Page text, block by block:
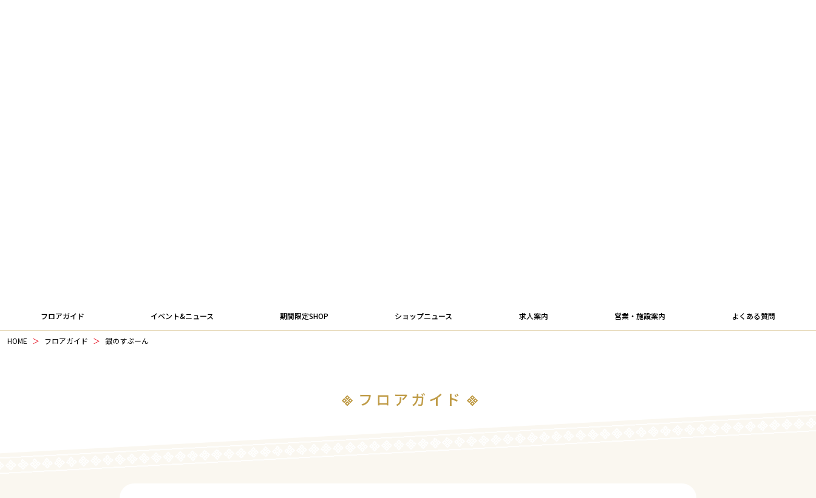
フロアガイド イベント&ニュース 期間限定SHOP ショップニュース 求人案内 営業・施設案内 よくある質問
HOME フロアガイド 銀のすぷーん
フロアガイド